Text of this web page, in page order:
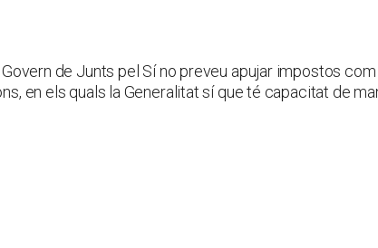
de Junts pel Sí no preveu apujar impostos com
en els quals la Generalitat sí que té capacitat de